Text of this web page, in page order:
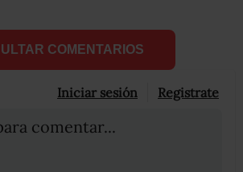
COMENTARIOS
Iniciar sesión Registrate
comentar...